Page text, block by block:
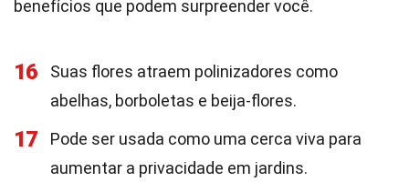
benefícios que podem surpreender você.
16
Suas flores atraem polinizadores como
abelhas, borboletas e beija-flores.
17
Pode ser usada como uma cerca viva para
aumentar a privacidade em jardins.